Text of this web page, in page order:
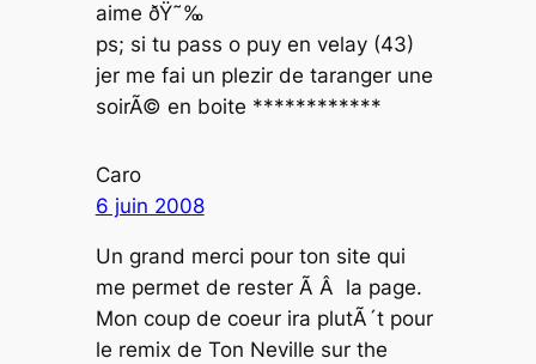
aime ðŸ˜‰
ps; si tu pass o puy en velay (43)
jer me fai un plezir de taranger une
soirÃ© en boite ************
Caro
6 juin 2008
Un grand merci pour ton site qui
me permet de rester Ã Â la page.
Mon coup de coeur ira plutÃ´t pour
le remix de Ton Neville sur the